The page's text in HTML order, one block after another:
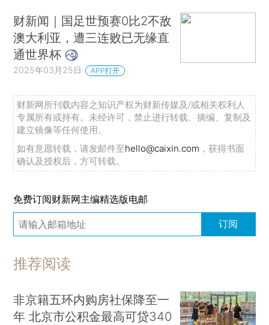
财新闻｜国足世预赛0比2不敌
澳大利亚，遭三连败已无缘直
通世界杯
2025年03月25日 APP打开
财新网所刊载内容之知识产权为财新传媒及/或相关权利人
专属所有或持有。未经许可，禁止进行转载、摘编、复制及
建立镜像等任何使用。
如有意愿转载，请发邮件至hello@caixin.com ，获得书面
确认及授权后，方可转载。
免费订阅财新网主编精选版电邮
订阅
推荐阅读
非京籍五环内购房社保降至一
年 北京市公积金最高可贷340